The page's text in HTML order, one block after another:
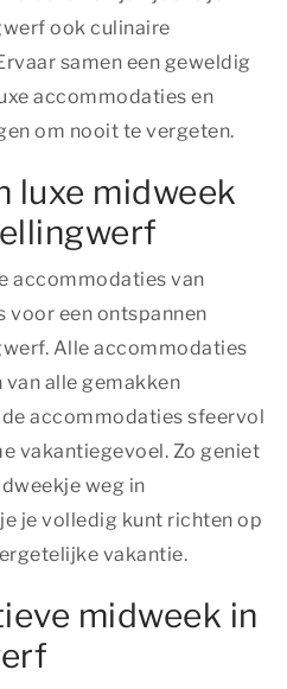
ook culinaire
samen een geweldig
accommodaties en
om nooit te vergeten.
luxe midweek
accommodaties van
voor een ontspannen
Alle accommodaties
alle gemakken
accommodaties sfeervol
vakantiegevoel. Zo geniet
weg in
je volledig kunt richten op
vakantie.
midweek in